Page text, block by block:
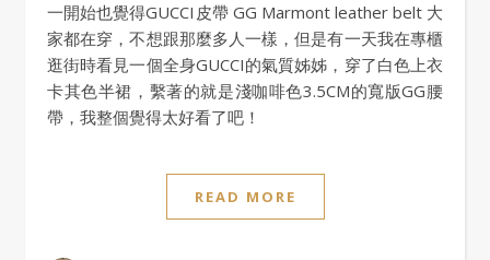
一開始也覺得GUCCI皮帶 GG Marmont leather belt 大
家都在穿，不想跟那麼多人一樣，但是有一天我在專櫃
逛街時看見一個全身GUCCI的氣質姊姊，穿了白色上衣
卡其色半裙，繫著的就是淺咖啡色3.5CM的寬版GG腰
帶，我整個覺得太好看了吧！
READ MORE